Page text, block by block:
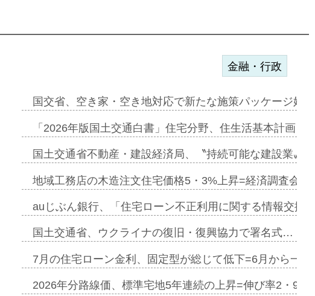
クターに起用…
品=「ファミーレキ…
す=年内にも城南エ…
住遊」融合型の賃…
=ガーデンカフェ…
開発で初協業=お互…
こどりのコリビング…
価値のある2階建…
金融・行政
国交省、空き家・空き地対応で新たな施策パッケージ始
「2026年版国土交通白書」住宅分野、住生活基本計画
国土交通省不動産・建設経済局、〝持続可能な建設業〟
地域工務店の木造注文住宅価格5・3%上昇=経済調査会
auじぶん銀行、「住宅ローン不正利用に関する情報交換
国土交通省、ウクライナの復旧・復興協力で署名式…
7月の住宅ローン金利、固定型が総じて低下=6月から一
2026年分路線価、標準宅地5年連続の上昇=伸び率2・